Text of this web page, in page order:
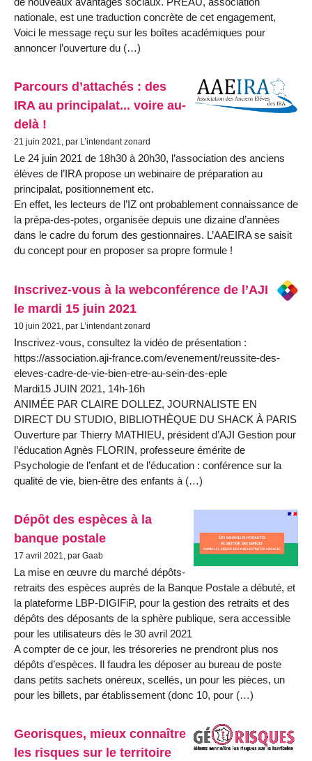
nationale, est une traduction concrète de cet engagement,
Voici le message reçu sur les boîtes académiques pour
annoncer l’ouverture du (…)
Parcours d’attachés : des
IRA au principalat... voire au-
delà !
21 juin 2021, par L’intendant zonard
Le 24 juin 2021 de 18h30 à 20h30, l’association des anciens
élèves de l’IRA propose un webinaire de préparation au
principalat, positionnement etc.
En effet, les lecteurs de l’IZ ont probablement connaissance de
la prépa-des-potes, organisée depuis une dizaine d’années
dans le cadre du forum des gestionnaires. L’AAEIRA se saisit
du concept pour en proposer sa propre formule !
Inscrivez-vous à la webconférence de l’AJI
le mardi 15 juin 2021
10 juin 2021, par L’intendant zonard
Inscrivez-vous, consultez la vidéo de présentation :
https://association.aji-france.com/evenement/reussite-des-
eleves-cadre-de-vie-bien-etre-au-sein-des-eple
Mardi15 JUIN 2021, 14h-16h
ANIMÉE PAR CLAIRE DOLLEZ, JOURNALISTE EN
DIRECT DU STUDIO, BIBLIOTHÈQUE DU SHACK À PARIS
Ouverture par Thierry MATHIEU, président d’AJI Gestion pour
l’éducation Agnès FLORIN, professeure émérite de
Psychologie de l’enfant et de l’éducation : conférence sur la
qualité de vie, bien-être des enfants à (…)
Dépôt des espèces à la
banque postale
17 avril 2021, par Gaab
La mise en œuvre du marché dépôts-
retraits des espèces auprès de la Banque Postale a débuté, et
la plateforme LBP-DIGIFiP, pour la gestion des retraits et des
dépôts des déposants de la sphère publique, sera accessible
pour les utilisateurs dès le 30 avril 2021
A compter de ce jour, les trésoreries ne prendront plus nos
dépôts d’espèces. Il faudra les déposer au bureau de poste
dans petits sachets onéreux, scellés, un pour les pièces, un
pour les billets, par établissement (donc 10, pour (…)
Georisques, mieux connaître
les risques sur le territoire